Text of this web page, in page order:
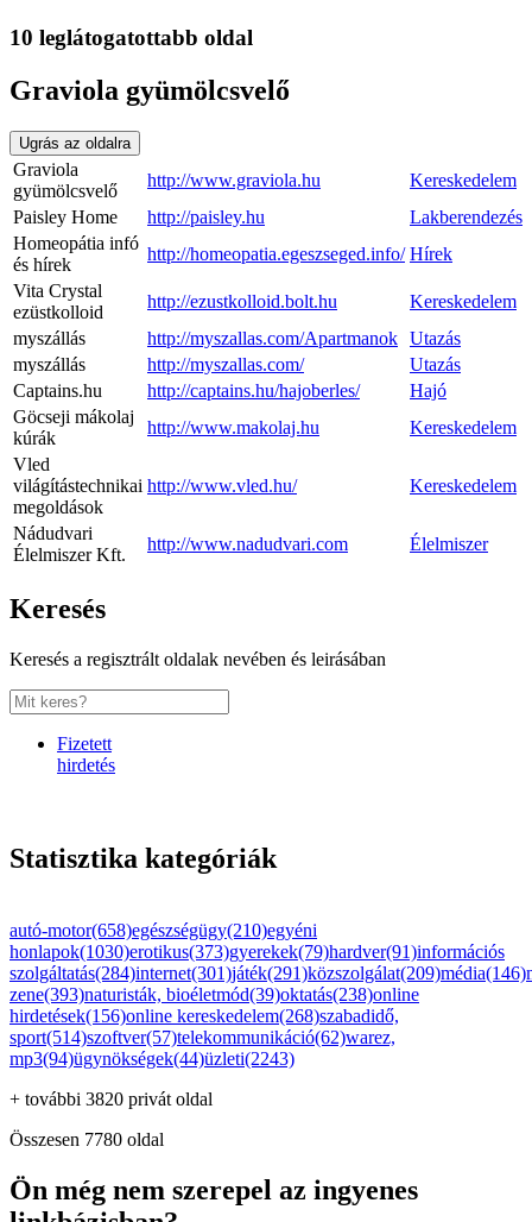
10 leglátogatottabb oldal
Graviola gyümölcsvelő
Ugrás az oldalra
Graviola
gyümölcsvelő
http://www.graviola.hu
Kereskedelem
Paisley Home
http://paisley.hu
Lakberendezés
Homeopátia infó
és hírek
http://homeopatia.egeszseged.info/ Hírek
Vita Crystal
ezüstkolloid
http://ezustkolloid.bolt.hu
Kereskedelem
myszállás
http://myszallas.com/Apartmanok Utazás
myszállás
http://myszallas.com/
Utazás
Captains.hu
http://captains.hu/hajoberles/
Hajó
Göcseji mákolaj
kúrák
http://www.makolaj.hu
Kereskedelem
Vled
világítástechnikai
megoldások
http://www.vled.hu/ Kereskedelem
Nádudvari
Élelmiszer Kft.
http://www.nadudvari.com Élelmiszer
Keresés
Keresés a regisztrált oldalak nevében és leirásában
Fizetett
hirdetés
Statisztika kategóriák
autó-motor(658)egészségügy(210)egyéni
honlapok(1030)erotikus(373)gyerekek(79)hardver(91)információs
szolgáltatás(284)internet(301)játék(291)közszolgálat(209)média(146)
zene(393)naturisták, bioéletmód(39)oktatás(238)online
hirdetések(156)online kereskedelem(268)szabadidő,
sport(514)szoftver(57)telekommunikáció(62)warez,
mp3(94)ügynökségek(44)üzleti(2243)
+ további 3820 privát oldal
Összesen 7780 oldal
Ön még nem szerepel az ingyenes